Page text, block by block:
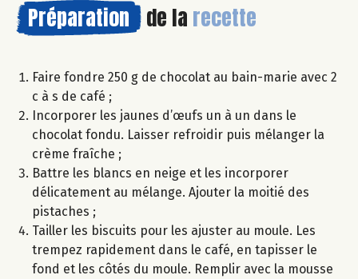
Préparation de la recette
Faire fondre 250 g de chocolat au bain-marie avec 2
c à s de café ;
Incorporer les jaunes d’œufs un à un dans le
chocolat fondu. Laisser refroidir puis mélanger la
crème fraîche ;
Battre les blancs en neige et les incorporer
délicatement au mélange. Ajouter la moitié des
pistaches ;
Tailler les biscuits pour les ajuster au moule. Les
trempez rapidement dans le café, en tapisser le
fond et les côtés du moule. Remplir avec la mousse